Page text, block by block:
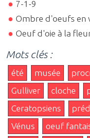
7-1-9
Ombre d'oeufs en
Oeuf d'oie à la
Mots clés :
été musée
Gulliver
cloche
Ceratopsiens
Vénus
oeuf